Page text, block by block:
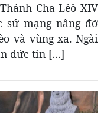
Cha Lêô XIV
mạng nâng đỡ
và vùng xa. Ngài
đức tin […]